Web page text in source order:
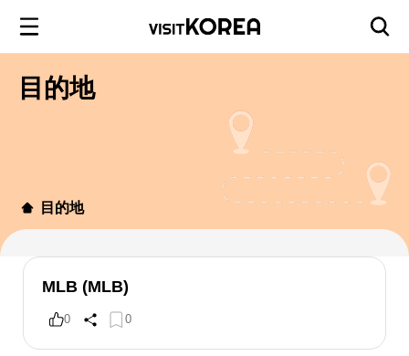
目的地
目的地
MLB (MLB)
0 0